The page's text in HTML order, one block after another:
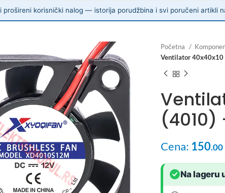
prošireni korisnički nalog — istorija porudžbina i svi poručeni artikli
Početna
Ventilator 40x40x10
(4010)
Cena: 150.00
Na lageru